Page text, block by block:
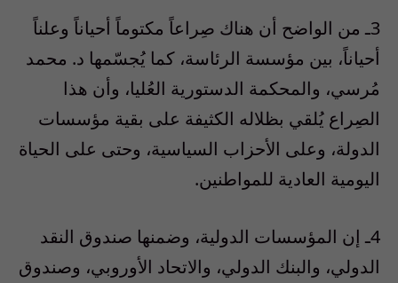
3ـ من الواضح أن هناك صِراعاً مكتوماً أحياناً وعلناً
أحياناً، بين مؤسسة الرئاسة، كما يُجسّمها د. محمد
مُرسي، والمحكمة الدستورية العُليا، وأن هذا
الصِراع يُلقي بظلاله الكثيفة على بقية مؤسسات
الدولة، وعلى الأحزاب السياسية، وحتى على الحياة
اليومية العادية للمواطنين.
4ـ إن المؤسسات الدولية، وضمنها صندوق النقد
الدولي، والبنك الدولي، والاتحاد الأوروبي، وصندوق